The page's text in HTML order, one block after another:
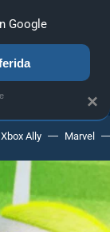
NINTENDO
Xbox Ally Marvel
×
Google